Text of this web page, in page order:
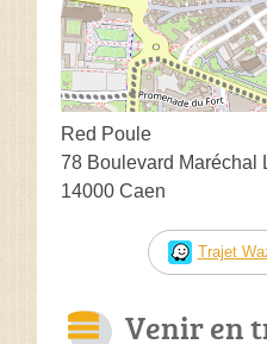
Red Poule
78 Boulevard Maréchal
14000 Caen
Trajet
Venir en